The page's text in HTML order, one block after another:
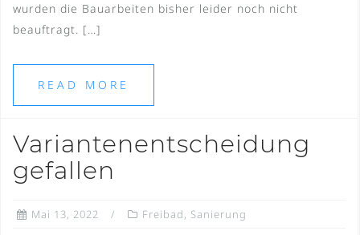
wurden die Bauarbeiten bisher leider noch nicht
beauftragt. […]
READ MORE
Variantenentscheidung
gefallen
Mai 13, 2022 Freibad, Sanierung